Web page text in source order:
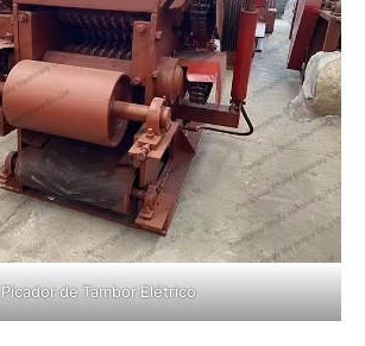
Picador de Tambor Elétrico